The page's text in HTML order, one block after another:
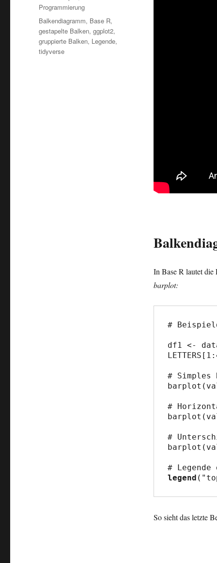
In Base R lautet die
barplot:
#
df1 <-
# Simples
#
#
legend
So sieht das letzte
Programmierung
Schlagwörter
Balkendiagramm, Base R,
gestapelte Balken,ggplot2,
gruppierte Balken, Legende,
tidyverse